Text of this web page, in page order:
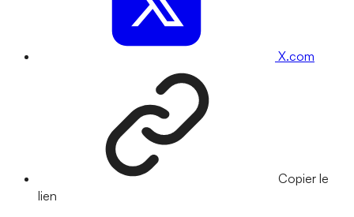
X.com
Copier le
lien